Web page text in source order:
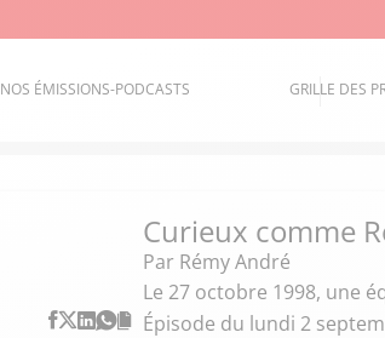
NOS ÉMISSIONS-PODCASTS GRILLE DES
Curieux comme
Par Rémy André
Le 27 octobre 1998, une
Épisode du lundi 2